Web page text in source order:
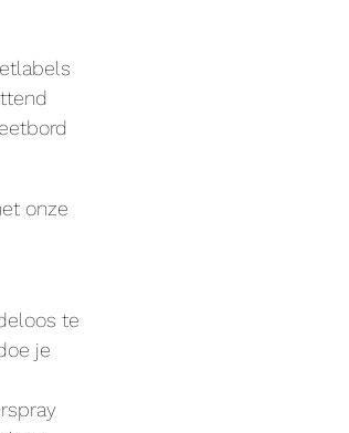
onze
te
je